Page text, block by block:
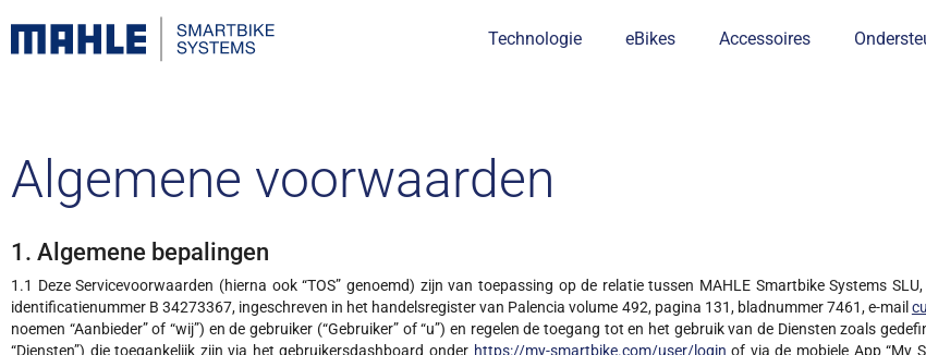
Technologie eBikes Accessoires
Algemene voorwaarden
1. Algemene bepalingen
1.1 Deze Servicevoorwaarden (hierna ook “TOS” genoemd) zijn van toepassing op de relatie tussen MAHLE Smartbike Systems
identificatienummer B 34273367, ingeschreven in het handelsregister van Palencia volume 492, pagina 131, bladnummer 7461, e-mail
noemen “Aanbieder” of “wij”) en de gebruiker (“Gebruiker” of “u”) en regelen de toegang tot en het gebruik van de Diensten zoals
“Diensten”) die toegankelijk zijn via het gebruikersdashboard onder https://my-smartbike.com/user/login of via de mobiele App “My